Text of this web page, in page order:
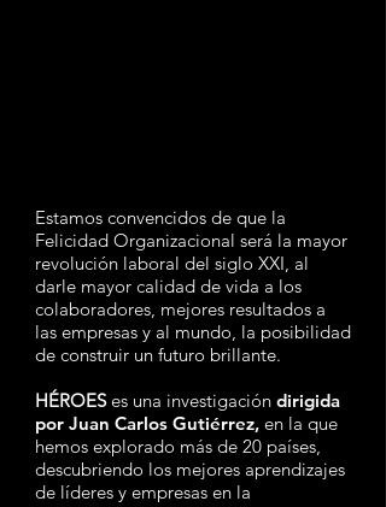
Estamos convencidos de que la
Felicidad Organizacional será la mayor
revolución laboral del siglo XXI, al
darle mayor calidad de vida a los
colaboradores, mejores resultados a
las empresas y al mundo, la posibilidad
de construir un futuro brillante.
HÉROESes una investigación dirigida
por Juan Carlos Gutiérrez, en la que
hemos explorado más de 20 países,
descubriendo los mejores aprendizajes
de líderes y empresas en la